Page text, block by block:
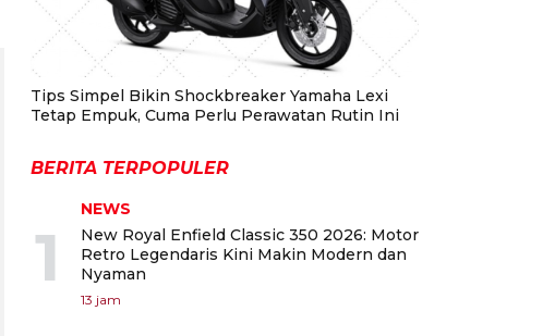
Tips Simpel Bikin Shockbreaker Yamaha Lexi
Tetap Empuk, Cuma Perlu Perawatan Rutin Ini
BERITA TERPOPULER
1
NEWS
New Royal Enfield Classic 350 2026: Motor
Retro Legendaris Kini Makin Modern dan
Nyaman
13 jam